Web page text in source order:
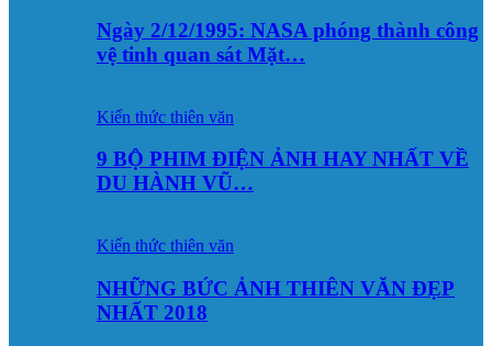
Ngày 2/12/1995: NASA phóng thành công
vệ tinh quan sát Mặt…
Kiến thức thiên văn
9 BỘ PHIM ĐIỆN ẢNH HAY NHẤT VỀ
DU HÀNH VŨ…
Kiến thức thiên văn
NHỮNG BỨC ẢNH THIÊN VĂN ĐẸP
NHẤT 2018